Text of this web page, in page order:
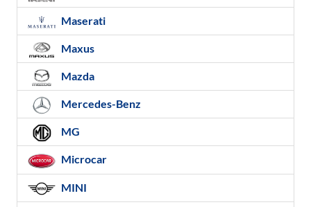
Maserati
Maxus
Mazda
Mercedes-Benz
MG
Microcar
MINI